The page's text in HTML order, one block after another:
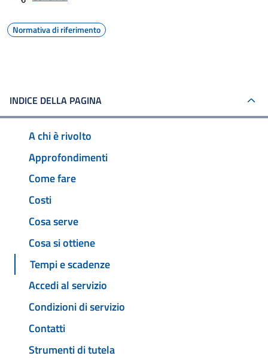
Normativa di riferimento
INDICE DELLA PAGINA
A chi è rivolto
Approfondimenti
Come fare
Costi
Cosa serve
Cosa si ottiene
Tempi e scadenze
Accedi al servizio
Condizioni di servizio
Contatti
Strumenti di tutela